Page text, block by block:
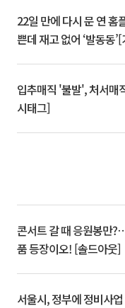
22일 만에 다시 문 연
쁜데 재고 없어 ‘발동동
입추매직 '불발', 처서매
시태그]
콘서트 갈 때 응원봉만
품 등장이오! [솔드아웃]
서울시, 정부에 정비사